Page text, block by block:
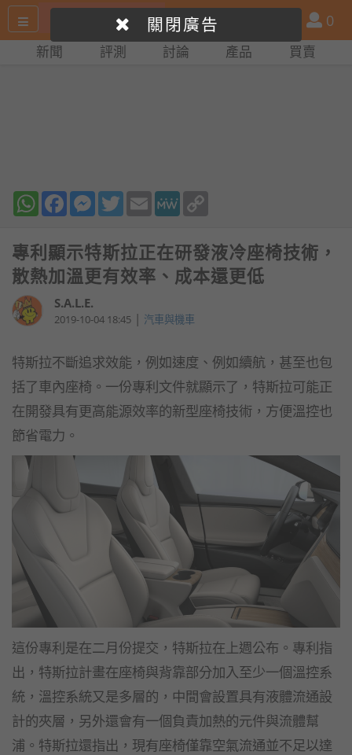
尋
產
品
比
會
員
0
新聞 評測 討論 產品 買賣
WhatsAppFacebookMessenger
TwitterEmail MeWe
專利顯示特斯拉正在研發液冷座椅技術，
散熱加溫更有效率、成本還更低
S.A.L.E.
2019-10-04 18:45 | 汽車與機車
特斯拉不斷追求效能，例如速度、例如續航，甚至也包
括了車內座椅。一份專利文件就顯示了，特斯拉可能正
在開發具有更高能源效率的新型座椅技術，方便溫控也
節省電力。
這份專利是在二月份提交，特斯拉在上週公布。專利指
出，特斯拉計畫在座椅與背靠部分加入至少一個溫控系
統，溫控系統又是多層的，中間會設置具有液體流通設
計的夾層，另外還會有一個負責加熱的元件與流體幫
浦。特斯拉還指出，現有座椅僅靠空氣流通並不足以達
關閉廣告